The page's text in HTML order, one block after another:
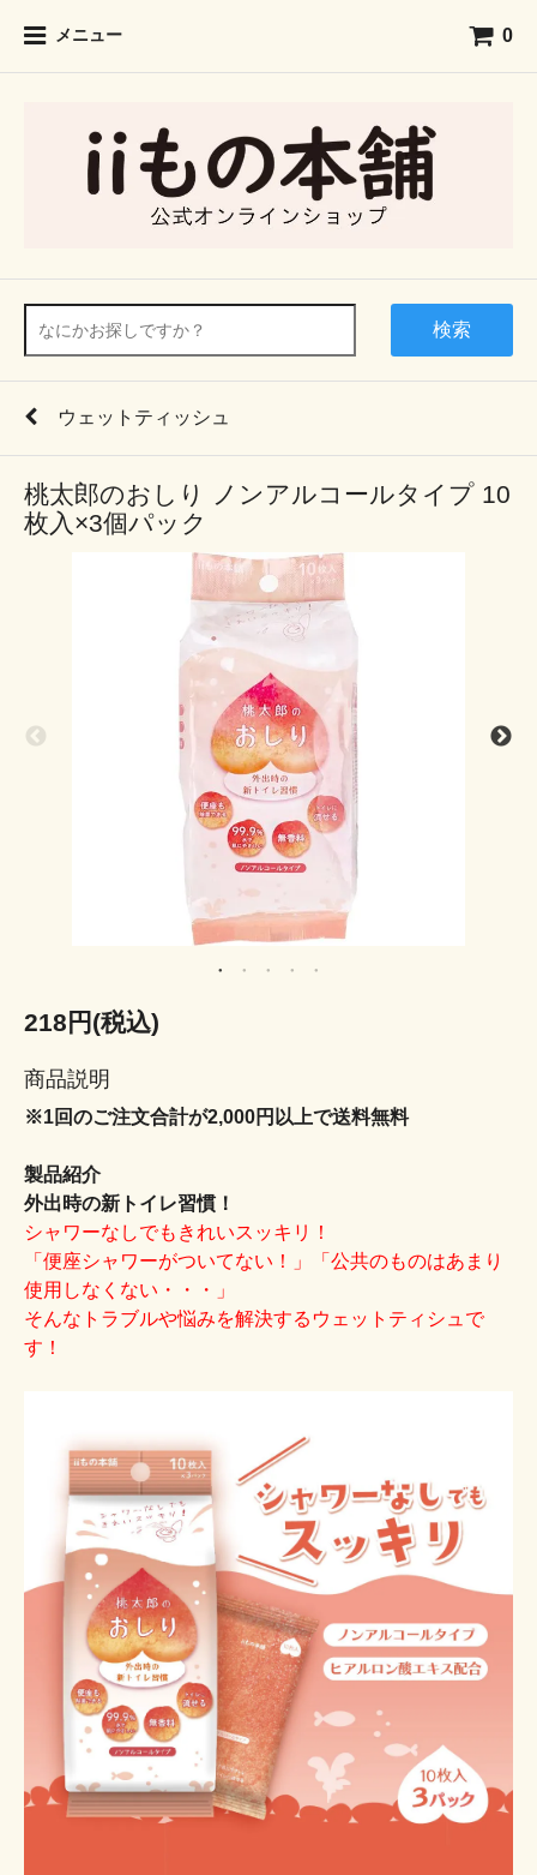
メニュー 0
検索
ウェットティッシュ
桃太郎のおしり ノンアルコールタイプ 10
枚入×3個パック
218円(税込)
商品説明
※1回のご注文合計が2,000円以上で送料無料
製品紹介
外出時の新トイレ習慣！
シャワーなしでもきれいスッキリ！
「便座シャワーがついてない！」「公共のものはあまり
使用しなくない・・・」
そんなトラブルや悩みを解決するウェットティシュで
す！